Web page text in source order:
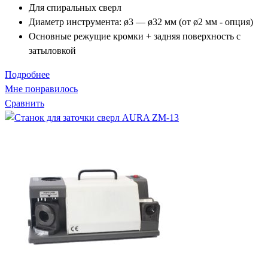
Для спиральных сверл
Диаметр инструмента: ø3 — ø32 мм (от ø2 мм - опция)
Основные режущие кромки + задняя поверхность с
затыловкой
Подробнее
Мне понравилось
Сравнить